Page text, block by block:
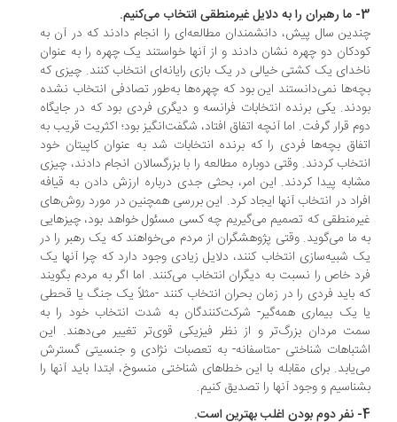
سال پیش، دانشمندان مطالعه‌ای را انجام دادند که در آن به
دو چهره نشان دادند و از آنها خواستند یک چهره را به عنوان
یک کشتی خیالی در یک بازی رایانه‌ای انتخاب کنند. چیزی که
نمی‌دانستند این بود که چهره‌ها به‌طور تصادفی انتخاب نشده
یکی برنده انتخابات فرانسه و دیگری فردی بود که در جایگاه
قرار گرفت. اما آنچه اتفاق افتاد، شگفت‌انگیز بود؛ اکثریت قریب به
بچه‌ها فردی را که برنده انتخابات شد به عنوان کاپیتان خود
کردند. وقتی دوباره مطالعه را با بزرگسالان انجام دادند، چیزی
پیدا کردند. این امر، بحثی جدی درباره ارزش دادن به قیافه
در انتخاب آنها ایجاد کرد. این بررسی همچنین در مورد روش‌های
که تصمیم می‌گیریم چه کسی مسئول خواهد بود، چیزهایی
ما می‌گوید. وقتی پژوهشگران از مردم می‌خواهند که یک رهبر را در
شبیه‌سازی انتخاب کنند، دلایل زیادی وجود دارد که چرا آنها یک
خاص را نسبت به دیگران انتخاب می‌کنند. اما اگر به مردم بگویند
باید فردی را در زمان بحران انتخاب کنند -مثلاً یک جنگ یا قحطی
یک بیماری همه‌گیر- شرکت‌کنندگان به شدت انتخاب خود را به
مردان بزرگ‌تر و از نظر فیزیکی قوی‌تر تغییر می‌دهند. این
شناختی -متاسفانه- به تعصبات نژادی و جنسیتی گسترش
برای مقابله با این خطاهای شناختی منسوخ، ابتدا باید آنها را
و وجود آنها را تصدیق کنیم.